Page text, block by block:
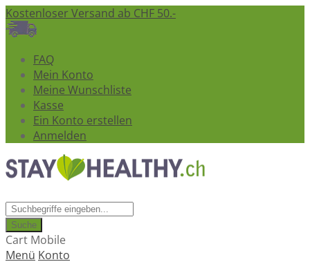
Kostenloser Versand ab CHF 50.-
FAQ
Mein Konto
Meine Wunschliste
Kasse
Ein Konto erstellen
Anmelden
Suche
Cart Mobile
Menü Konto